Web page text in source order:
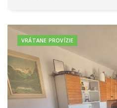
VRÁTANE PROVÍZIE